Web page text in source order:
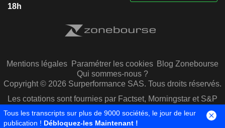
18h
Mentions légales Paramétrer les cookies Blog Zonebourse
Qui sommes-nous ?
Copyright © 2026 Surperformance SAS. Tous droits réservés.
Les cotations sont fournies par Factset, Morningstar et S&P
Capital IQ
Tous les transcripts sur plus de 9000 sociétés, le jour de leur
publication ! Débloquez-les Maintenant !